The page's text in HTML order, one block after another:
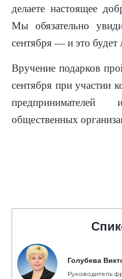
делаете настоящее
Мы обязательно
сентября — и это будет
Вручение подарков
сентября при участии
предпринимателей
общественных
Голубева
Руководитель